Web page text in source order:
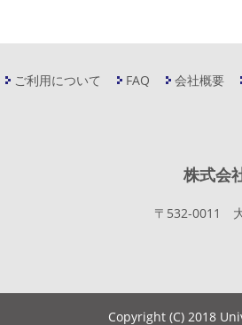
ご利用について FAQ 会社概要
株式会
〒532-0011
Copyright (C) 2018